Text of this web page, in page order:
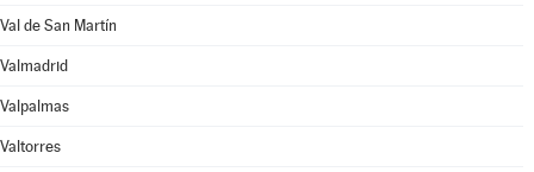
Val de San Martín
Valmadrid
Valpalmas
Valtorres